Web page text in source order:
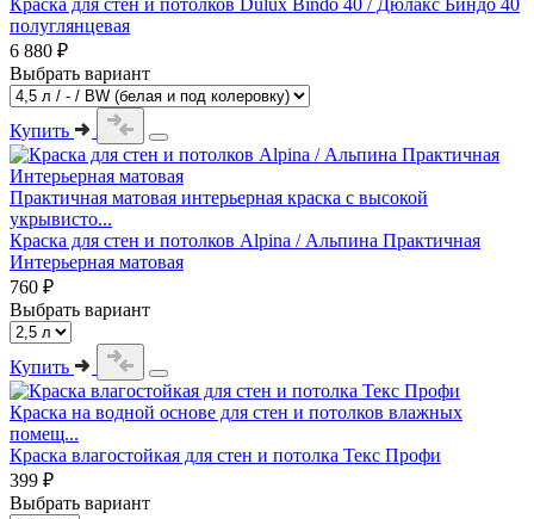
Краска для стен и потолков Dulux Bindo 40 / Дюлакс Биндо 40
полуглянцевая
6 880 ₽
Выбрать вариант
Купить
Практичная матовая интерьерная краска с высокой
укрывисто...
Краска для стен и потолков Alpina / Альпина Практичная
Интерьерная матовая
760 ₽
Выбрать вариант
Купить
Краска на водной основе для стен и потолков влажных
помещ...
Краска влагостойкая для стен и потолка Текс Профи
399 ₽
Выбрать вариант